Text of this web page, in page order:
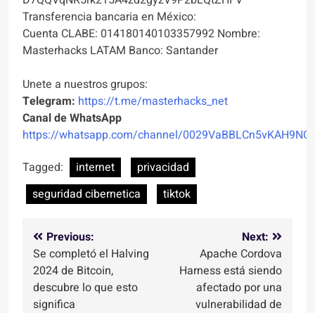
Transferencia bancaria en México:
Cuenta CLABE: 014180140103357992 Nombre:
Masterhacks LATAM Banco: Santander
Unete a nuestros grupos:
Telegram: https://t.me/masterhacks_net
Canal de WhatsApp
https://whatsapp.com/channel/
Tagged:
internet
privacidad
seguridad cibernetica
tiktok
Navegación
de
entradas
Previous:
Se completó el Halving
2024 de Bitcoin,
descubre lo que esto
significa
Next:
Apache Cordova
Harness está siendo
afectado por una
vulnerabilidad de